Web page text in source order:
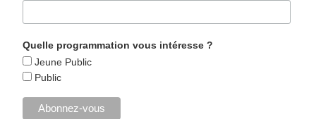
Quelle programmation vous intéresse ?
Jeune Public
Public